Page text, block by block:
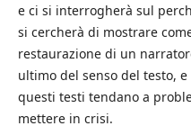
e ci si interrogherà sul
si cercherà di mostrare
restaurazione di un
ultimo del senso del testo,
questi testi tendano a
mettere in crisi.